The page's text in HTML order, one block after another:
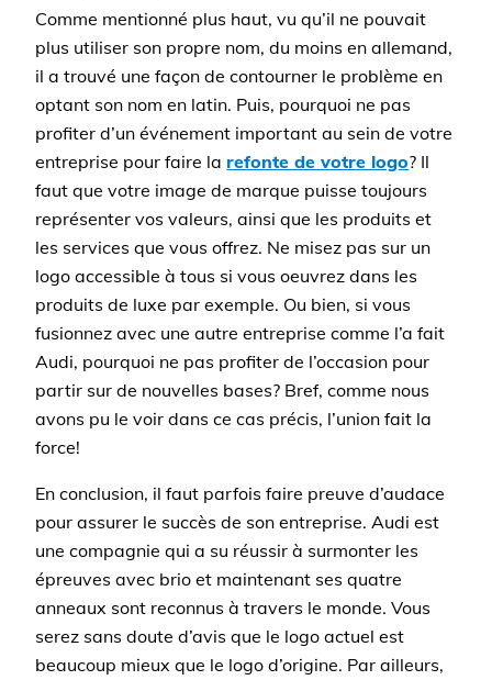
Comme mentionné plus haut, vu qu’il ne pouvait
plus utiliser son propre nom, du moins en allemand,
il a trouvé une façon de contourner le problème en
optant son nom en latin. Puis, pourquoi ne pas
profiter d’un événement important au sein de votre
entreprise pour faire larefonte de votre logo? Il
faut que votre image de marque puisse toujours
représenter vos valeurs, ainsi que les produits et
les services que vous offrez. Ne misez pas sur un
logo accessible à tous si vous oeuvrez dans les
produits de luxe par exemple. Ou bien, si vous
fusionnez avec une autre entreprise comme l’a fait
Audi, pourquoi ne pas profiter de l’occasion pour
partir sur de nouvelles bases? Bref, comme nous
avons pu le voir dans ce cas précis, l’union fait la
force!
En conclusion, il faut parfois faire preuve d’audace
pour assurer le succès de son entreprise. Audi est
une compagnie qui a su réussir à surmonter les
épreuves avec brio et maintenant ses quatre
anneaux sont reconnus à travers le monde. Vous
serez sans doute d’avis que le logo actuel est
beaucoup mieux que le logo d’origine. Par ailleurs,